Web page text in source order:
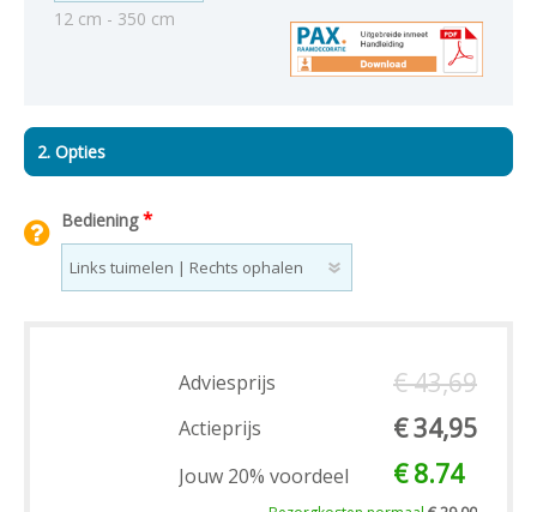
12 cm - 350 cm
2. Opties
Bediening*
Adviesprijs € 43,69
Actieprijs € 34,95
Jouw 20% voordeel € 8.74